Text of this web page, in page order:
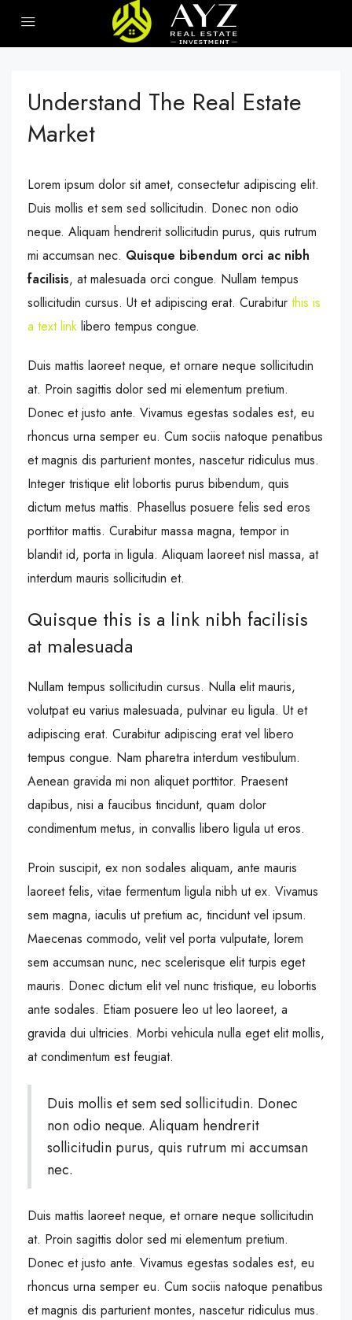
Understand The Real Estate
Market
Lorem ipsum dolor sit amet, consectetur adipiscing elit.
Duis mollis et sem sed sollicitudin. Donec non odio
neque. Aliquam hendrerit sollicitudin purus, quis rutrum
mi accumsan nec. Quisque bibendum orci ac nibh
facilisis, at malesuada orci congue. Nullam tempus
sollicitudin cursus. Ut et adipiscing erat. Curabitur this is
a text link libero tempus congue.
Duis mattis laoreet neque, et ornare neque sollicitudin
at. Proin sagittis dolor sed mi elementum pretium.
Donec et justo ante. Vivamus egestas sodales est, eu
rhoncus urna semper eu. Cum sociis natoque penatibus
et magnis dis parturient montes, nascetur ridiculus mus.
Integer tristique elit lobortis purus bibendum, quis
dictum metus mattis. Phasellus posuere felis sed eros
porttitor mattis. Curabitur massa magna, tempor in
blandit id, porta in ligula. Aliquam laoreet nisl massa, at
interdum mauris sollicitudin et.
Quisque this is a link nibh facilisis
at malesuada
Nullam tempus sollicitudin cursus. Nulla elit mauris,
volutpat eu varius malesuada, pulvinar eu ligula. Ut et
adipiscing erat. Curabitur adipiscing erat vel libero
tempus congue. Nam pharetra interdum vestibulum.
Aenean gravida mi non aliquet porttitor. Praesent
dapibus, nisi a faucibus tincidunt, quam dolor
condimentum metus, in convallis libero ligula ut eros.
Proin suscipit, ex non sodales aliquam, ante mauris
laoreet felis, vitae fermentum ligula nibh ut ex. Vivamus
sem magna, iaculis ut pretium ac, tincidunt vel ipsum.
Maecenas commodo, velit vel porta vulputate, lorem
sem accumsan nunc, nec scelerisque elit turpis eget
mauris. Donec dictum elit vel nunc tristique, eu lobortis
ante sodales. Etiam posuere leo ut leo laoreet, a
gravida dui ultricies. Morbi vehicula nulla eget elit mollis,
at condimentum est feugiat.
Duis mollis et sem sed sollicitudin. Donec
non odio neque. Aliquam hendrerit
sollicitudin purus, quis rutrum mi accumsan
nec.
Duis mattis laoreet neque, et ornare neque sollicitudin
at. Proin sagittis dolor sed mi elementum pretium.
Donec et justo ante. Vivamus egestas sodales est, eu
rhoncus urna semper eu. Cum sociis natoque penatibus
et magnis dis parturient montes, nascetur ridiculus mus.